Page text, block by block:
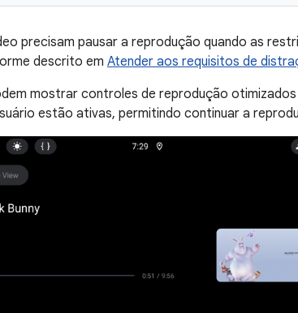
precisam pausar a reprodução quando as
descrito em Atender aos requisitos de
mostrar controles de reprodução
estão ativas, permitindo continuar a